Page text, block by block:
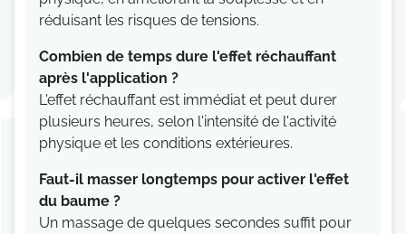
réduisant les risques de tensions.
Combien de temps dure l'effet réchauffant
après l'application ?
L'effet réchauffant est immédiat et peut durer
plusieurs heures, selon l'intensité de l'activité
physique et les conditions extérieures.
Faut-il masser longtemps pour activer l'effet
du baume ?
Un massage de quelques secondes suffit pour